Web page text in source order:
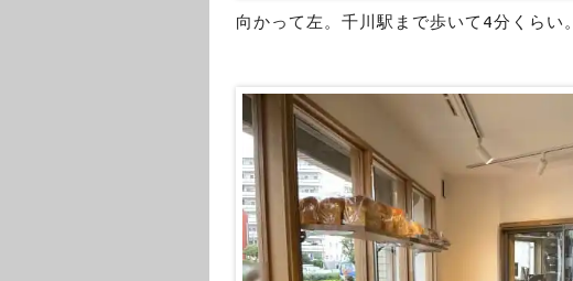
向かって左。千川駅まで歩いて4分くらい。